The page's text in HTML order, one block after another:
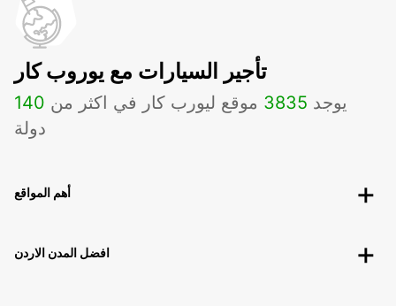
تأجير السيارات مع يوروب كار
يوجد 3835 موقع ليورب كار في اكثر من 140
دولة
أهم المواقع
افضل المدن الاردن